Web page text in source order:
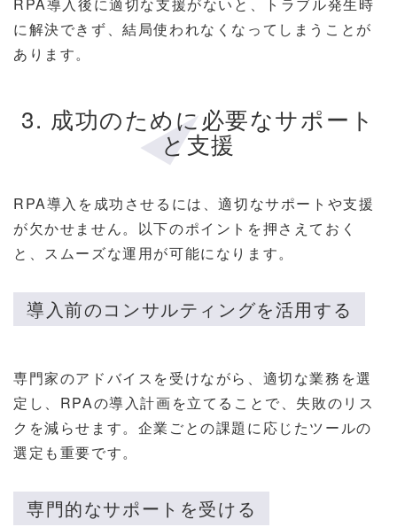
に解決できず、結局使われなくなってしまうことが
あります。
3. 成功のために必要なサポート
と支援
RPA導入を成功させるには、適切なサポートや支援
が欠かせません。以下のポイントを押さえておく
と、スムーズな運用が可能になります。
導入前のコンサルティングを活用する
専門家のアドバイスを受けながら、適切な業務を選
定し、RPAの導入計画を立てることで、失敗のリス
クを減らせます。企業ごとの課題に応じたツールの
選定も重要です。
専門的なサポートを受ける